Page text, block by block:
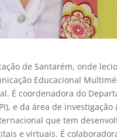
de Santarém, onde
Educacional
É coordenadora do
e da área de investigação
que tem
e virtuais. É